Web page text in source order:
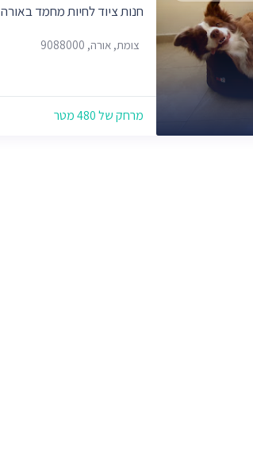
חנות ציוד לחיות מחמד באורה
צומת, אורה, 9088000
מרחק של 480 מטר